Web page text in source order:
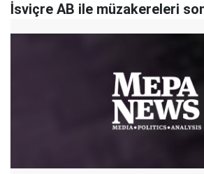
İsviçre AB ile müzakereleri